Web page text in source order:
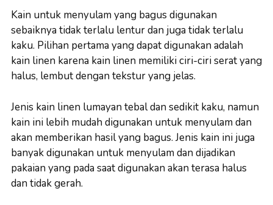
Kain untuk menyulam yang bagus digunakan
sebaiknya tidak terlalu lentur dan juga tidak terlalu
kaku. Pilihan pertama yang dapat digunakan adalah
kain linen karena kain linen memiliki ciri-ciri serat yang
halus, lembut dengan tekstur yang jelas.
Jenis kain linen lumayan tebal dan sedikit kaku, namun
kain ini lebih mudah digunakan untuk menyulam dan
akan memberikan hasil yang bagus. Jenis kain ini juga
banyak digunakan untuk menyulam dan dijadikan
pakaian yang pada saat digunakan akan terasa halus
dan tidak gerah.